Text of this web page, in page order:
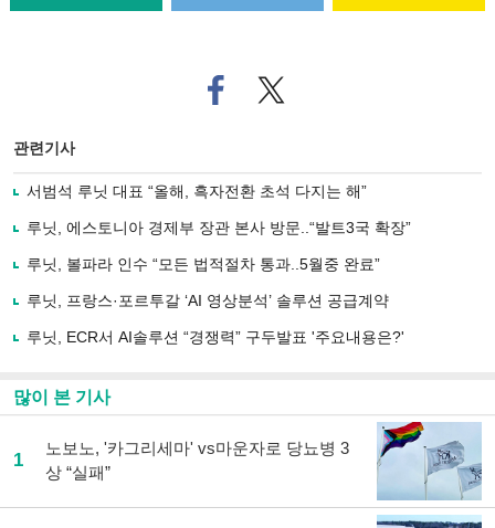
페
이
로
기
사
유
기
트위
터로
관련기사
서범석 루닛 대표 “올해, 흑자전환 초석 다지는 해”
루닛, 에스토니아 경제부 장관 본사 방문..“발트3국 확장”
루닛, 볼파라 인수 “모든 법적절차 통과..5월중 완료”
루닛, 프랑스·포르투갈 ‘AI 영상분석’ 솔루션 공급계약
루닛, ECR서 AI솔루션 “경쟁력” 구두발표 '주요내용은?'
많이 본 기사
1
노보노, '카그리세마' vs마운자로 당뇨병 3
상 “실패”